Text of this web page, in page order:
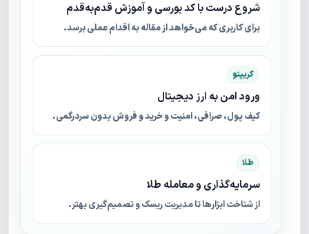
شروع درست با کد بورسی و آموزش قدم‌به‌قدم
برای کاربری که می‌خواهد از مقاله به اقدام عملی برسد.
کریپتو
ورود امن به ارز دیجیتال
کیف پول، صرافی، امنیت و خرید و فروش بدون سردرگمی.
طلا
سرمایه‌گذاری و معامله طلا
از شناخت ابزارها تا مدیریت ریسک و تصمیم‌گیری بهتر.